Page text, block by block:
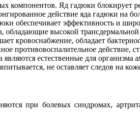
Яд гадюки блокирует
действие яда гадюки на
обеспечивает эффективность и
обладающие высокой
кровоснабжение, обладает
противовоспалительное
естественные для
не оставляет следов на
при болевых синдромах,